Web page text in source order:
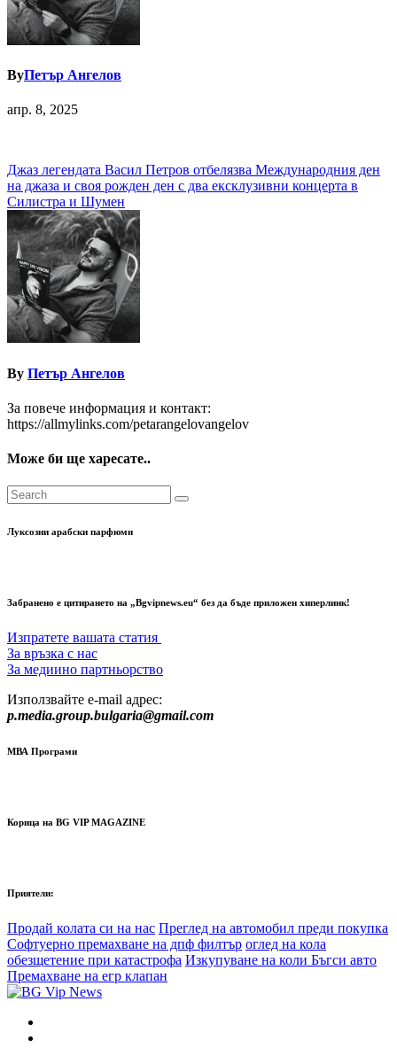
ByПетър Ангелов
апр. 8, 2025
Навигация
Джаз легендата Васил Петров отбелязва Международния ден
на джаза и своя рожден ден с два ексклузивни концерта в
Силистра и Шумен
By Петър Ангелов
За повече информация и контакт:
https://allmylinks.com/petarangelovangelov
Може би ще харесате..
Луксозни арабски парфюми
Забранено е цитирането на „Bgvipnews.eu“ без да бъде приложен хиперлинк!
Изпратете вашата статия
За връзка с нас
За медиино партньорство
Използвайте e-mail адрес:
p.media.group.bulgaria@gmail.com
МВА Програми
Корица на BG VIP MAGAZINE
Приятели:
Продай колата си на нас Преглед на автомобил преди покупка
Софтуерно премахване на дпф филтър оглед на кола
обезщетение при катастрофа Изкупуване на коли Бъгси авто
Премахване на егр клапан